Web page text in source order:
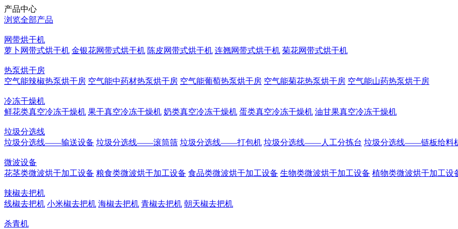
产品中心
浏览全部产品
网带烘干机
萝卜网带式烘干机 金银花网带式烘干机 陈皮网带式烘干机 连翘网带式烘干机 菊花网带式烘干机
热泵烘干房
空气能辣椒热泵烘干房 空气能中药材热泵烘干房 空气能葡萄热泵烘干房 空气能菊花热泵烘干房 空气能山药热泵烘干房
冷冻干燥机
鲜花类真空冷冻干燥机 果干真空冷冻干燥机 奶类真空冷冻干燥机 蛋类真空冷冻干燥机 油甘果真空冷冻干燥机
垃圾分选线
垃圾分选线——输送设备 垃圾分选线——滚筒筛 垃圾分选线——打包机 垃圾分选线——人工分拣台 垃圾分选线——链板给料
微波设备
花茎类微波烘干加工设备 粮食类微波烘干加工设备 食品类微波烘干加工设备 生物类微波烘干加工设备 植物类微波烘干加工设
辣椒去把机
线椒去把机 小米椒去把机 海椒去把机 青椒去把机 朝天椒去把机
杀青机